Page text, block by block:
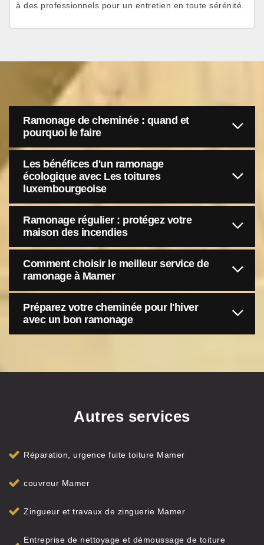
à des professionnels pour un entretien en toute sérénité.
Ramonage de cheminée : quand et
pourquoi le faire
Les bénéfices d'un ramonage
écologique avec Les toitures
luxembourgeoise
Ramonage régulier : protégez votre
maison des incendies
Comment choisir le meilleur service de
ramonage à Mamer
Préparez votre cheminée pour l'hiver
avec un bon ramonage
Autres services
Réparation, urgence fuite toiture Mamer
couvreur Mamer
Zingueur et travaux de zinguerie Mamer
Entreprise de nettoyage et démoussage de toiture